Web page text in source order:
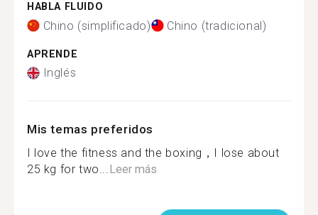
HABLA FLUIDO
Chino (simplificado) Chino (tradicional)
APRENDE
Inglés
Mis temas preferidos
I love the fitness and the boxing，I lose about
25 kg for two...Leer más